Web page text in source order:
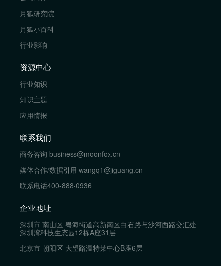
月狐研究院
月狐小百科
行业影响
资源中心
行业知识
知识主题
应用情报
联系我们
商务咨询 business@moonfox.cn
媒体合作/数据引用 wangq1@jiguang.cn
联系电话400-888-0936
企业地址
深圳市 南山区 粤海街道高新南区白石路与沙河西路交汇处
深圳湾科技生态园12栋A座31层
北京市 朝阳区 大望路温特莱中心B座6层